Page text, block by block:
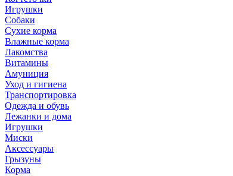
Игрушки
Собаки
Сухие корма
Влажные корма
Лакомства
Витамины
Амуниция
Уход и гигиена
Транспортировка
Одежда и обувь
Лежанки и дома
Игрушки
Миски
Аксессуары
Грызуны
Корма